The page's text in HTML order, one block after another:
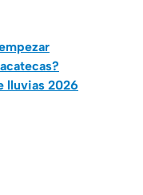
lluvias 2026